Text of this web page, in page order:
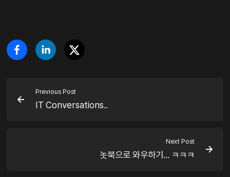
Previous Post
IT Conversations..
Next Post
놋북으로 와우하기... ㅋㅋㅋ